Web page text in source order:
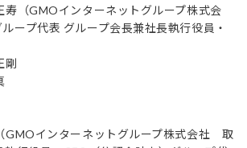
（GMOインターネットグループ株式会
プ代表 グループ会長兼社長執行役員・
剛
インターネットグループ株式会社 取